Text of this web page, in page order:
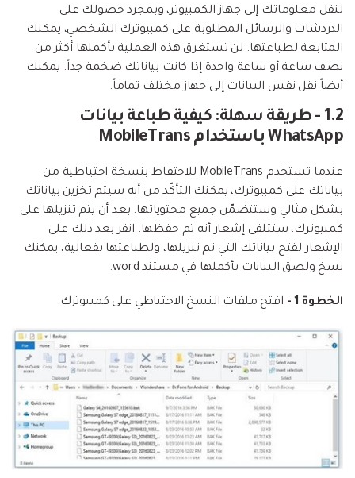
لنقل معلوماتك إلى جهاز الكمبيوتر، وبمجرد حصولك على
الدردشات والرسائل المطلوبة على كمبيوترك الشخصي، يمكنك
المتابعة لطباعتها. لن تستغرق هذه العملية بأكملها أكثر من
نصف ساعة أو ساعة واحدة إذا كانت بياناتك ضخمة جداً. يمكنك
أيضاً نقل نفس البيانات إلى جهاز مختلف تماماً.
1.2 - طريقة سهلة: كيفية طباعة بيانات
WhatsApp باستخدام MobileTrans
عندما تستخدم MobileTrans للاحتفاظ بنسخة احتياطية من
بياناتك على كمبيوترك، يمكنك التأكّد من أنه سيتم تخزين بياناتك
بشكل مثالي وستتضمّن جميع محتوياتها. بعد أن يتم تنزيلها على
كمبيوترك، ستتلقى إشعار أنه تم حفظها. انقر بعد ذلك على
الإشعار لفتح بياناتك التي تم تنزيلها، ولطباعتها بفعالية، يمكنك
نسخ ولصق البيانات بأكملها في مستند word.
الخطوة 1 - افتح ملفات النسخ الاحتياطي على كمبيوترك.